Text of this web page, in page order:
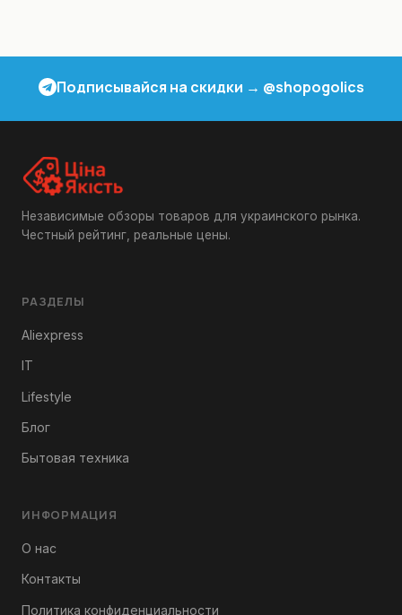
Подписывайся на скидки → @shopogolics
Независимые обзоры товаров для украинского рынка.
Честный рейтинг, реальные цены.
РАЗДЕЛЫ
Aliexpress
IT
Lifestyle
Блог
Бытовая техника
ИНФОРМАЦИЯ
О нас
Контакты
Политика конфиденциальности